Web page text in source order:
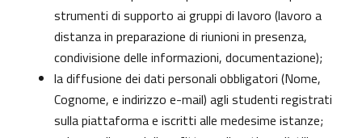
strumenti di supporto ai gruppi di lavoro (lavoro a
distanza in preparazione di riunioni in presenza,
condivisione delle informazioni, documentazione);
la diffusione dei dati personali obbligatori (Nome,
Cognome, e indirizzo e-mail) agli studenti registrati
sulla piattaforma e iscritti alle medesime istanze;